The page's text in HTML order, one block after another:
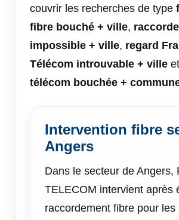
couvrir les recherches de type
fibre bouché + ville,
impossible + ville, regard
Télécom introuvable + ville et
télécom bouchée +
Intervention fibre
Angers
Dans le secteur de Angers,
TELECOM intervient après
raccordement fibre pour les